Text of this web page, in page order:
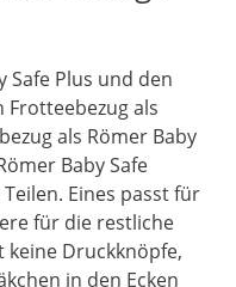
Safe Plus und den
Frotteebezug als
als Römer Baby
Baby Safe
Eines passt für
für die restliche
keine Druckknöpfe,
in den Ecken